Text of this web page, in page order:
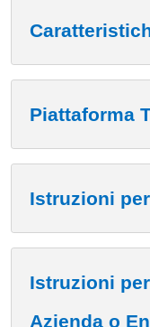
Piattaforma
Istruzioni
Istruzioni
Azienda o